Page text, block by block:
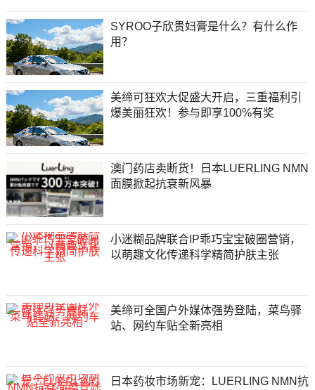
SYROO子欣贵妇膏是什么？有什么作
用？
美缔可狂欢大促盛大开启，三重福利引
爆美丽狂欢！参与即享100%有奖
澳门药店卖断货！日本LUERLING NMN
面膜掀起抗衰新风暴
小迷糊品牌联合IP乖巧宝宝破圈营销，
以萌趣文化传递科学精简护肤主张
美缔可全国户外媒体强势登陆，菜鸟驿
站、网约车贴全新亮相
日本药妆市场新宠：LUERLING NMN抗